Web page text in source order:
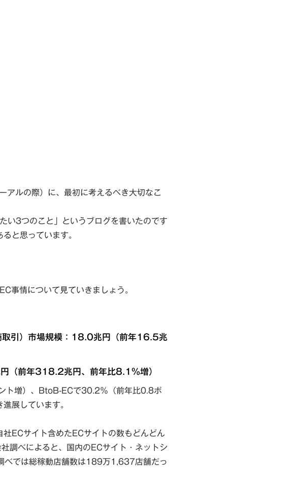
アルの際）に、最初に考えるべき大切なこ
い3つのこと」というブログを書いたのです
と思っています。
事情について見ていきましょう。
引）市場規模：18.0兆円（前年16.5兆
（前年318.2兆円、前年比8.1％増）
ト増）、BtoB-ECで30.2％（前年比0.8ポ
展しています。
ECサイト含めたECサイトの数もどんどん
調べによると、国内のECサイト・ネットシ
では総稼動店舗数は189万1,637店舗だっ